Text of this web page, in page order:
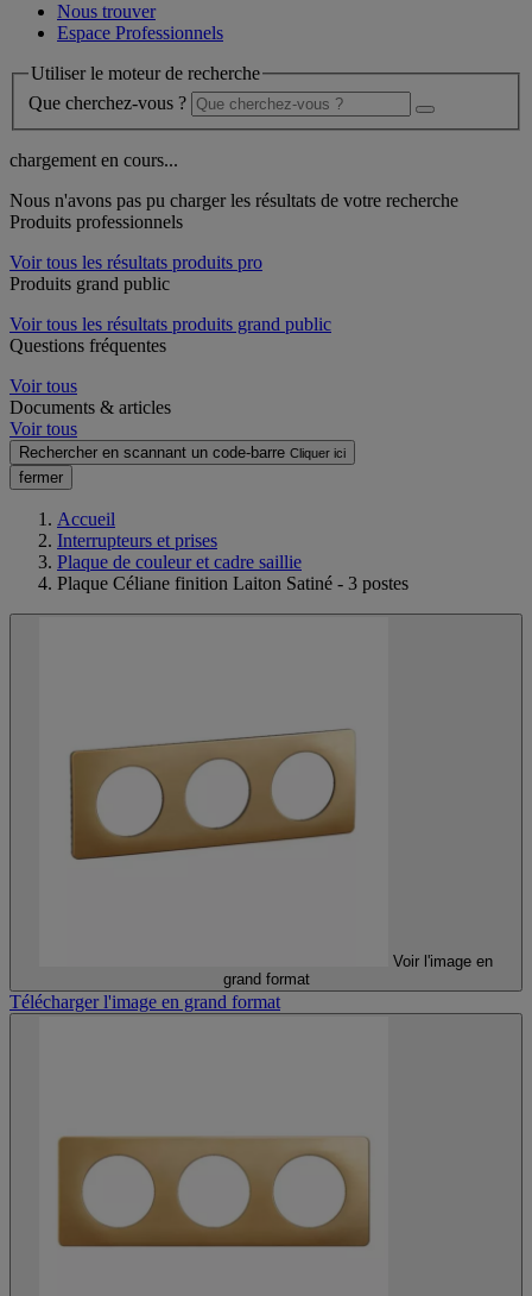
Nous trouver
Espace Professionnels
Utiliser le moteur de recherche
Que cherchez-vous ?
chargement en cours...
Nous n'avons pas pu charger les résultats de votre recherche
Produits professionnels
Voir tous les résultats produits pro
Produits grand public
Voir tous les résultats produits grand public
Questions fréquentes
Voir tous
Documents & articles
Voir tous
Rechercher en scannant un code-barre Cliquer ici
fermer
Accueil
Interrupteurs et prises
Plaque de couleur et cadre saillie
Plaque Céliane finition Laiton Satiné - 3 postes
Voir l'image en
grand format
Télécharger l'image en grand format